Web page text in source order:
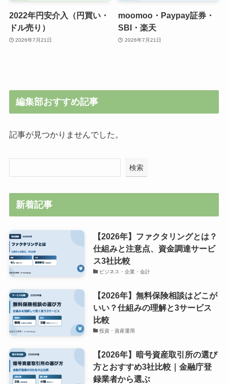
2022年円安介入（円買い・
ドル売り）
2026年7月21日
moomoo・Paypay証券・
SBI・楽天
2026年7月21日
編集部おすすめ記事
記事が見つかりませんでした。
検索
新着記事
【2026年】ファクタリングとは？
仕組みと注意点、資金調達サービ
ス3社比較
ビジネス・企業・会計
【2026年】無料保険相談はどこが
いい？仕組みの理解と3サービス
比較
投資・資産運用
【2026年】暗号資産取引所の選び
方とおすすめ3社比較｜金融庁登
録業者から選ぶ